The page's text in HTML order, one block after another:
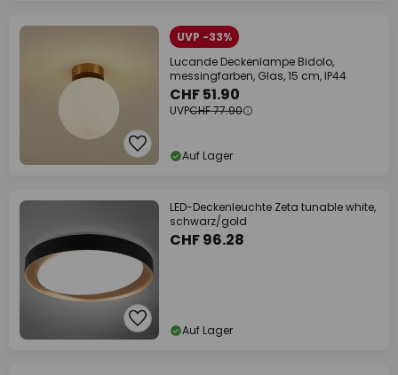
UVP -33%
Lucande Deckenlampe Bidolo,
messingfarben, Glas, 15 cm, IP44
CHF 51.90
UVPCHF 77.90
Auf Lager
LED-Deckenleuchte Zeta tunable white,
schwarz/gold
CHF 96.28
Auf Lager